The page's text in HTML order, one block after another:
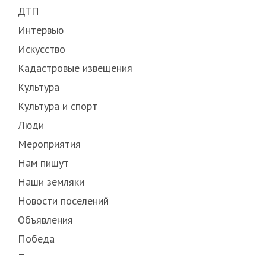
ДТП
Интервью
Искусство
Кадастровые извещения
Культура
Культура и спорт
Люди
Мероприятия
Нам пишут
Наши земляки
Новости поселений
Объявления
Победа